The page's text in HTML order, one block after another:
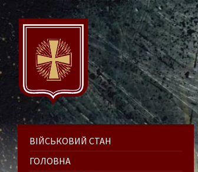
ВІЙСЬКОВИЙ СТАН
ГОЛОВНА